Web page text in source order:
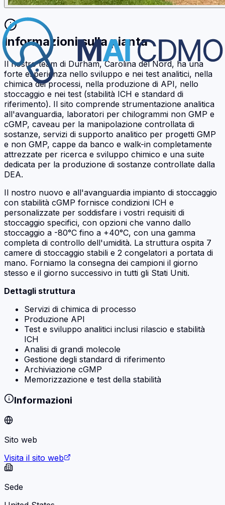
Informazioni sulla pianta
Il nostro team di Durham, Carolina del Nord, ha una
forte esperienza nello sviluppo e nei test analitici, nella
chimica dei processi, nella produzione di API, nello
stoccaggio e nei test (stabilità ICH e standard di
riferimento). Il sito comprende strumentazione analitica
all'avanguardia, laboratori per chilogrammi non GMP e
cGMP, caveau per la manipolazione controllata di
sostanze, servizi di supporto analitico per progetti GMP
e non GMP, cappe da banco e walk-in completamente
attrezzate per ricerca e sviluppo chimico e una suite
dedicata per la produzione di sostanze controllate dalla
DEA.
Il nostro nuovo e all'avanguardia impianto di stoccaggio
con stabilità cGMP fornisce condizioni ICH e
personalizzate per soddisfare i vostri requisiti di
stoccaggio specifici, con opzioni che vanno dallo
stoccaggio a -80°C fino a +40°C, con una gamma
completa di controllo dell'umidità. La struttura ospita 7
camere di stoccaggio stabili e 2 congelatori a portata di
mano. Forniamo la consegna dei campioni il giorno
stesso e il giorno successivo in tutti gli Stati Uniti.
Dettagli struttura
Servizi di chimica di processo
Produzione API
Test e sviluppo analitici inclusi rilascio e stabilità
ICH
Analisi di grandi molecole
Gestione degli standard di riferimento
Archiviazione cGMP
Memorizzazione e test della stabilità
Informazioni
Sito web
Visita il sito web
Sede